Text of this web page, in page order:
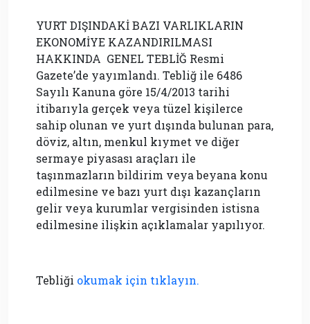
YURT DIŞINDAKİ BAZI VARLIKLARIN
EKONOMİYE KAZANDIRILMASI
HAKKINDA GENEL TEBLİĞ Resmi
Gazete’de yayımlandı. Tebliğ ile 6486
Sayılı Kanuna göre 15/4/2013 tarihi
itibarıyla gerçek veya tüzel kişilerce
sahip olunan ve yurt dışında bulunan para,
döviz, altın, menkul kıymet ve diğer
sermaye piyasası araçları ile
taşınmazların bildirim veya beyana konu
edilmesine ve bazı yurt dışı kazançların
gelir veya kurumlar vergisinden istisna
edilmesine ilişkin açıklamalar yapılıyor.
Tebliği okumak için tıklayın.